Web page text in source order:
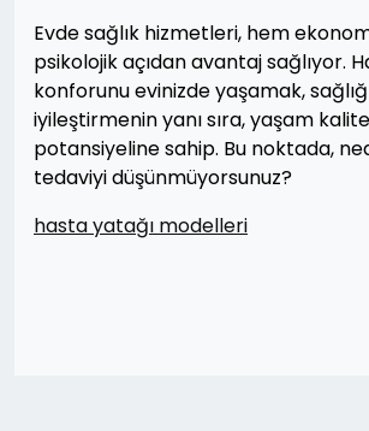
Evde sağlık hizmetleri, hem
psikolojik açıdan avantaj sağlıyor.
konforunu evinizde yaşamak,
iyileştirmenin yanı sıra, yaşam
potansiyeline sahip. Bu noktada,
tedaviyi düşünmüyorsunuz?
hasta yatağı modelleri